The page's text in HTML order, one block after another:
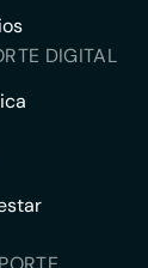
DIGITAL